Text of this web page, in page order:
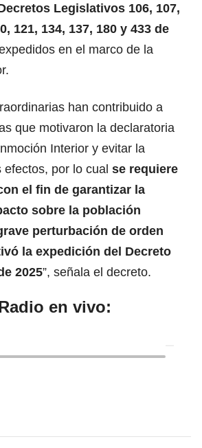
Legislativos 106, 107,
121, 134, 137, 180 y 433 de
en el marco de la
han contribuido a
que motivaron la declaratoria
Interior y evitar la
por lo cual se requiere
el fin de garantizar la
sobre la población
perturbación de orden
la expedición del Decreto
2025”, señala el decreto.
en vivo: